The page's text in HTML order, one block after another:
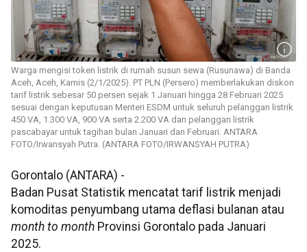
Warga mengisi token listrik di rumah susun sewa (Rusunawa) di Banda
Aceh, Aceh, Kamis (2/1/2025). PT PLN (Persero) memberlakukan diskon
tarif listrik sebesar 50 persen sejak 1 Januari hingga 28 Februari 2025
sesuai dengan keputusan Menteri ESDM untuk seluruh pelanggan listrik
450 VA, 1.300 VA, 900 VA serta 2.200 VA dan pelanggan listrik
pascabayar untuk tagihan bulan Januari dan Februari. ANTARA
FOTO/Irwansyah Putra. (ANTARA FOTO/IRWANSYAH PUTRA)
Gorontalo (ANTARA) -
Badan Pusat Statistik mencatat tarif listrik menjadi
komoditas penyumbang utama deflasi bulanan atau
month to month Provinsi Gorontalo pada Januari
2025.